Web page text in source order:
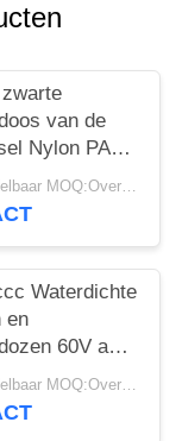
zwarte
van de
Nylon PA66
Waterdichte onderhandelbaar MOQ:Overeen te komen
Waterdichte
en
60V aan
Materiaal
onderhandelbaar MOQ:Overeen te komen